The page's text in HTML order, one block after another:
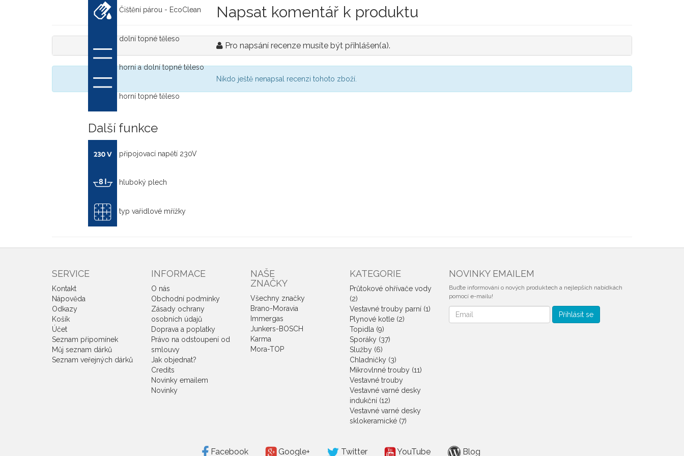
Čištění párou - EcoClean
dolní topné těleso
horní a dolní topné těleso
horní topné těleso
Další funkce
připojovací napětí 230V
hluboký plech
typ vařidlové mřížky
Napsat komentář k produktu
Pro napsání recenze musíte být přihlášen(a).
Nikdo ještě nenapsal recenzi tohoto zboží.
SERVICE
Kontakt
Nápověda
Odkazy
Košík
Účet
Seznam připomínek
Můj seznam dárků
Seznam veřejných dárků
INFORMACE
O nás
Obchodní podmínky
Zásady ochrany
osobních údajů
Doprava a poplatky
Právo na odstoupení od
smlouvy
Jak objednat?
Credits
Novinky emailem
Novinky
NAŠE
ZNAČKY
Všechny značky
Brano-Moravia
Immergas
Junkers-BOSCH
Karma
Mora-TOP
KATEGORIE
Průtokové ohřívače vody
(2)
Vestavné trouby parní (1)
Plynové kotle (2)
Topidla (9)
Sporáky (37)
Služby (6)
Chladničky (3)
Mikrovlnné trouby (11)
Vestavné trouby
Vestavné varné desky
indukční (12)
Vestavné varné desky
sklokeramické (7)
NOVINKY EMAILEM
Buďte informováni o nových produktech a nejlepších nabídkách
pomocí e-mailu!
Novinky
emailem
Přihlásit se
Facebook Google+ Twitter YouTube Blog